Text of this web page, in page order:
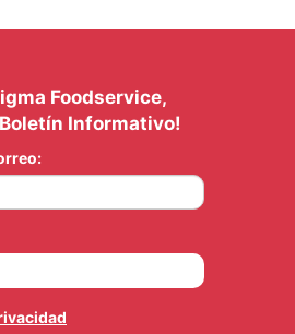
Foodservice,
Informativo!